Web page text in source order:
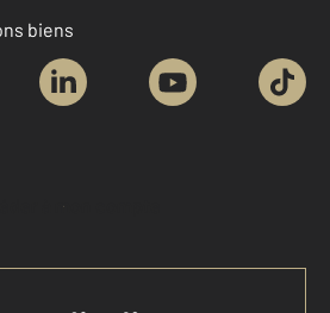
biens
à mon compte